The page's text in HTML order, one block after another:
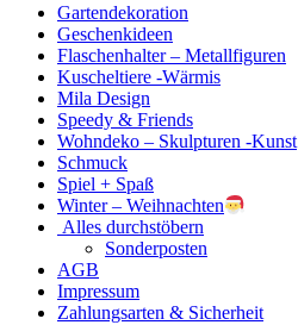
Gartendekoration
Geschenkideen
Flaschenhalter – Metallfiguren
Kuscheltiere -Wärmis
Mila Design
Speedy & Friends
Wohndeko – Skulpturen -Kunst
Schmuck
Spiel + Spaß
Winter – Weihnachten
Alles durchstöbern
Sonderposten
AGB
Impressum
Zahlungsarten & Sicherheit